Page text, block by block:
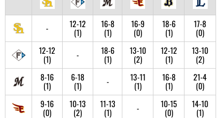
- 12-12
(1)
16-8
(1)
16-9
(0)
18-6
(1)
17-8
(0)
12-12
(1) - 18-6
(1)
13-10
(2)
12-12
(1)
13-10
(2)
8-16
(1)
6-18
(1) - 13-11
(1)
16-8
(1)
21-4
(0)
9-16
(0)
10-13
(2)
11-13
(1) - 10-15
(0)
14-10
(1)